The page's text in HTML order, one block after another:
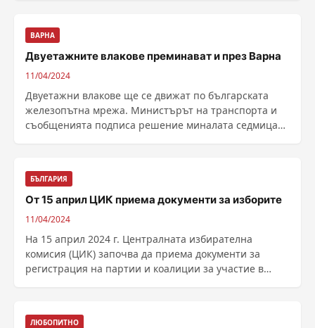
ВАРНА
Двуетажните влакове преминават и през Варна
11/04/2024
Двуетажни влакове ще се движат по българската
железопътна мрежа. Министърът на транспорта и
съобщенията подписа решение миналата седмица
БЪЛГАРИЯ
От 15 април ЦИК приема документи за изборите
11/04/2024
На 15 април 2024 г. Централната избирателна
комисия (ЦИК) започва да приема документи за
регистрация на партии и коалиции за участие в
ЛЮБОПИТНО